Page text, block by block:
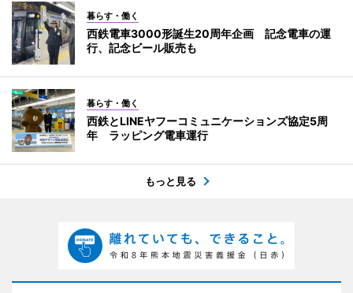
暮らす・働く
西鉄電車3000形誕生20周年企画 記念電車の運
行、記念ビール販売も
暮らす・働く
西鉄とLINEヤフーコミュニケーションズ協定5周
年 ラッピング電車運行
もっと見る